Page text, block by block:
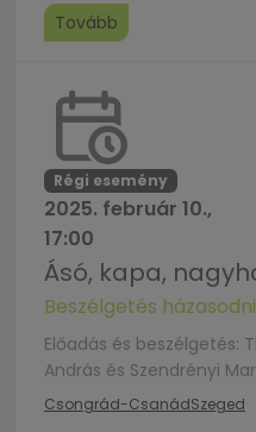
Tovább
Régi esemény
2025. február 10.,
17:00
Ásó, kapa,
Beszélgetés
Előadás és beszélgetés:
András és Szendrényi
Csongrád-CsanádSzeged